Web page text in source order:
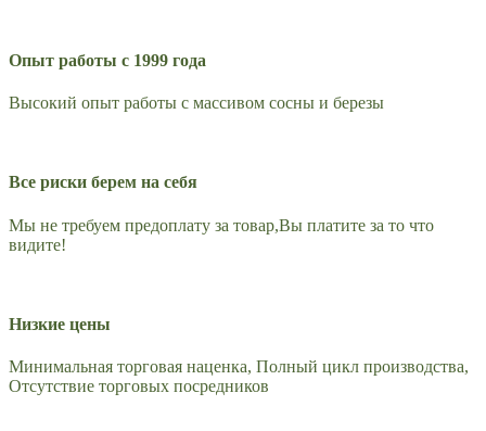
Опыт работы с 1999 года
Высокий опыт работы с массивом сосны и березы
Все риски берем на себя
Мы не требуем предоплату за товар,Вы платите за то что
видите!
Низкие цены
Минимальная торговая наценка, Полный цикл производства,
Отсутствие торговых посредников